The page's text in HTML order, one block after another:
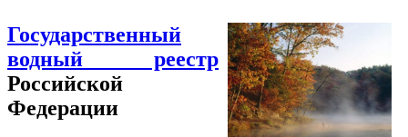
Государственный
водный реестр
Российской
Федерации